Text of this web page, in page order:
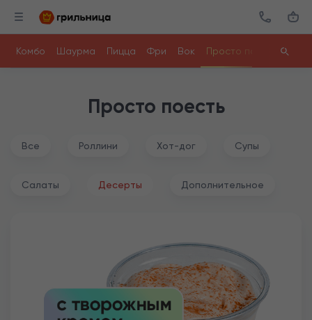
Комбо Шаурма Пицца Фри Вок Просто поесть
Просто поесть
Все Роллини Хот-дог Супы
Салаты Десерты Дополнительное